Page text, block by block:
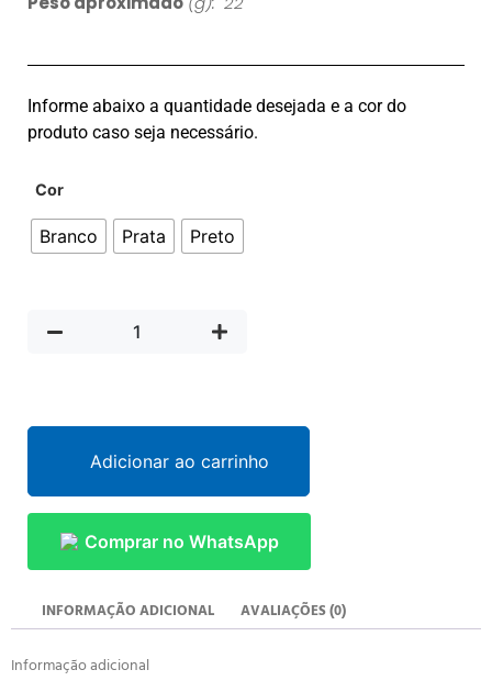
Informe abaixo a quantidade desejada e a cor do
produto caso seja necessário.
Cor
Branco Prata Preto
Adicionar ao carrinho
Comprar no WhatsApp
INFORMAÇÃO ADICIONAL AVALIAÇÕES (0)
Informação adicional